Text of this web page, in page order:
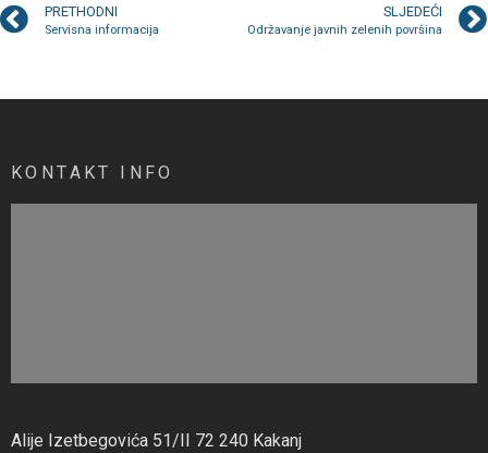
PRETHODNI
Servisna informacija
SLJEDEĆI
Održavanje javnih zelenih površina
KONTAKT INFO
Alije Izetbegovića 51/II 72 240 Kakanj